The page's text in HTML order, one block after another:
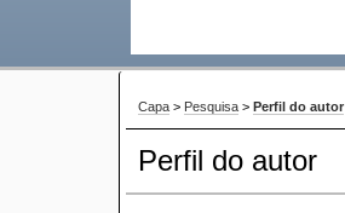
Capa > Pesquisa > Perfil do autor
Perfil do autor